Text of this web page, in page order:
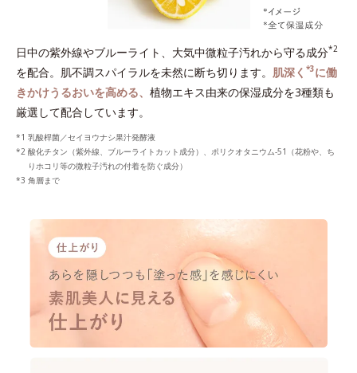
日中の紫外線やブルーライト、大気中微粒子汚れから守る成分*2
を配合。肌不調スパイラルを未然に断ち切ります。 肌深く *3に働
きかけうるおいを高める、 植物エキス由来の保湿成分を3種類も
厳選して配合しています。
乳酸桿菌／セイヨウナシ果汁発酵液
酸化チタン（紫外線、ブルーライトカット成分）、ポリクオタニウム-51（花粉や、ち
りホコリ等の微粒子汚れの付着を防ぐ成分）
角層まで